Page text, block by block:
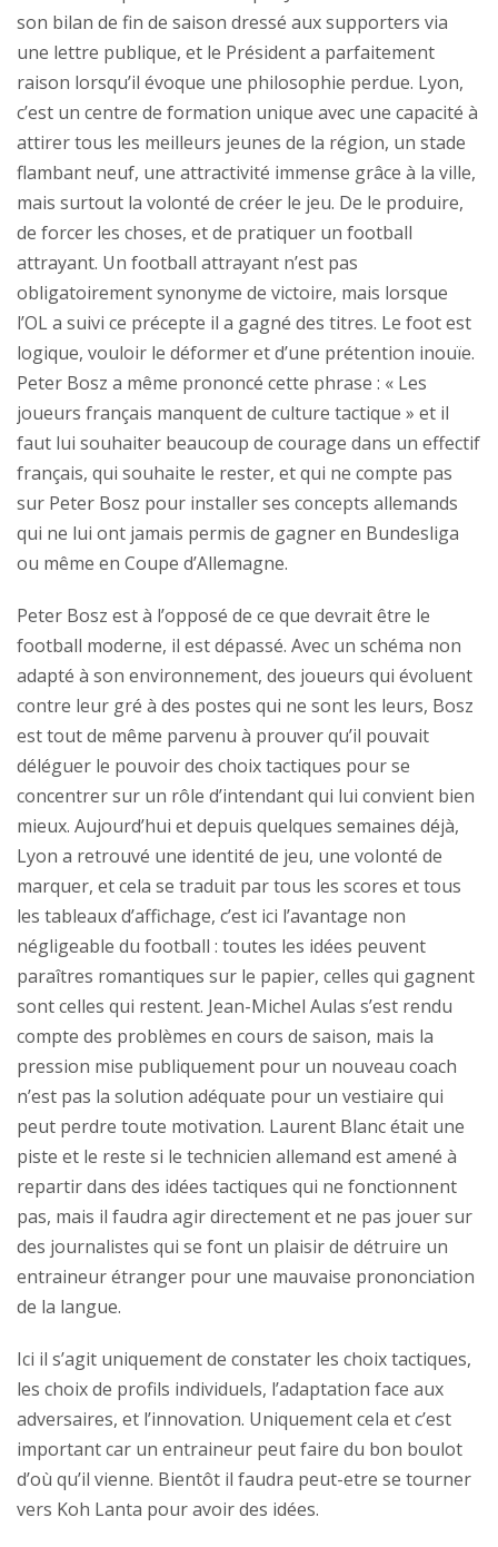
son bilan de fin de saison dressé aux supporters via
une lettre publique, et le Président a parfaitement
raison lorsqu’il évoque une philosophie perdue. Lyon,
c’est un centre de formation unique avec une capacité à
attirer tous les meilleurs jeunes de la région, un stade
flambant neuf, une attractivité immense grâce à la ville,
mais surtout la volonté de créer le jeu. De le produire,
de forcer les choses, et de pratiquer un football
attrayant. Un football attrayant n’est pas
obligatoirement synonyme de victoire, mais lorsque
l’OL a suivi ce précepte il a gagné des titres. Le foot est
logique, vouloir le déformer et d’une prétention inouïe.
Peter Bosz a même prononcé cette phrase : « Les
joueurs français manquent de culture tactique » et il
faut lui souhaiter beaucoup de courage dans un effectif
français, qui souhaite le rester, et qui ne compte pas
sur Peter Bosz pour installer ses concepts allemands
qui ne lui ont jamais permis de gagner en Bundesliga
ou même en Coupe d’Allemagne.
Peter Bosz est à l’opposé de ce que devrait être le
football moderne, il est dépassé. Avec un schéma non
adapté à son environnement, des joueurs qui évoluent
contre leur gré à des postes qui ne sont les leurs, Bosz
est tout de même parvenu à prouver qu’il pouvait
déléguer le pouvoir des choix tactiques pour se
concentrer sur un rôle d’intendant qui lui convient bien
mieux. Aujourd’hui et depuis quelques semaines déjà,
Lyon a retrouvé une identité de jeu, une volonté de
marquer, et cela se traduit par tous les scores et tous
les tableaux d’affichage, c’est ici l’avantage non
négligeable du football : toutes les idées peuvent
paraîtres romantiques sur le papier, celles qui gagnent
sont celles qui restent. Jean-Michel Aulas s’est rendu
compte des problèmes en cours de saison, mais la
pression mise publiquement pour un nouveau coach
n’est pas la solution adéquate pour un vestiaire qui
peut perdre toute motivation. Laurent Blanc était une
piste et le reste si le technicien allemand est amené à
repartir dans des idées tactiques qui ne fonctionnent
pas, mais il faudra agir directement et ne pas jouer sur
des journalistes qui se font un plaisir de détruire un
entraineur étranger pour une mauvaise prononciation
de la langue.
Ici il s’agit uniquement de constater les choix tactiques,
les choix de profils individuels, l’adaptation face aux
adversaires, et l’innovation. Uniquement cela et c’est
important car un entraineur peut faire du bon boulot
d’où qu’il vienne. Bientôt il faudra peut-etre se tourner
vers Koh Lanta pour avoir des idées.